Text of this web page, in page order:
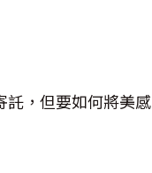
託，但要如何將美感